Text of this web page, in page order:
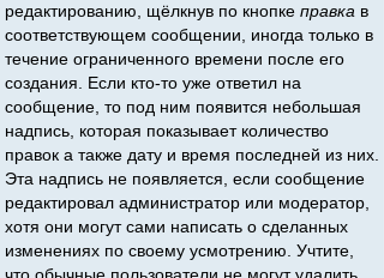
редактированию, щёлкнув по кнопке правка в
соответствующем сообщении, иногда только в
течение ограниченного времени после его
создания. Если кто-то уже ответил на
сообщение, то под ним появится небольшая
надпись, которая показывает количество
правок а также дату и время последней из них.
Эта надпись не появляется, если сообщение
редактировал администратор или модератор,
хотя они могут сами написать о сделанных
изменениях по своему усмотрению. Учтите,